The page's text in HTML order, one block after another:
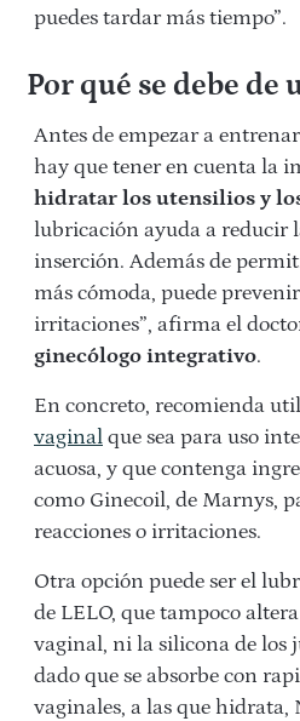
puedes tardar más tiempo”.
Por qué se debe
Antes de empezar a
hay que tener en cuenta la
hidratar los utensilios y
lubricación ayuda a reducir
inserción. Además de
más cómoda, puede
irritaciones”, afirma el
ginecólogo integrativo.
En concreto, recomienda
vaginal que sea para uso
acuosa, y que contenga
como Ginecoil, de Marnys,
reacciones o irritaciones.
Otra opción puede ser el
de LELO, que tampoco
vaginal, ni la silicona de los
dado que se absorbe con
vaginales, a las que hidrata,